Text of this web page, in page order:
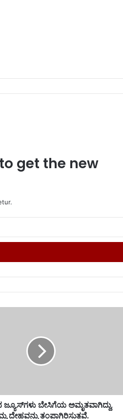
get the new
ಜ್ಯೂಸ್‌ಗಳು ಬೇಸಿಗೆಯ ಅಮೃತವಾಗಿದ್ದು,
ದೇಹವನ್ನು ತಂಪಾಗಿರಿಸುತ್ತವೆ.